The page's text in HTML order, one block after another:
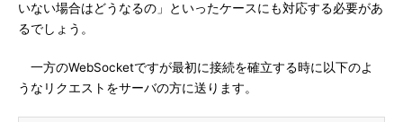
いない場合はどうなるの」といったケースにも対応する必要があ
るでしょう。
一方のWebSocketですが最初に接続を確立する時に以下のよ
うなリクエストをサーバの方に送ります。